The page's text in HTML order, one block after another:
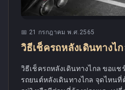
📅 21 กรกฎาคม พ.ศ.2565
วิธีเช็ครถหลังเดินทางไ
วิธีเช็ครถหลังเดินทางไกล ขอแช
รถยนต์หลังเดินทางไกล จุดไหน